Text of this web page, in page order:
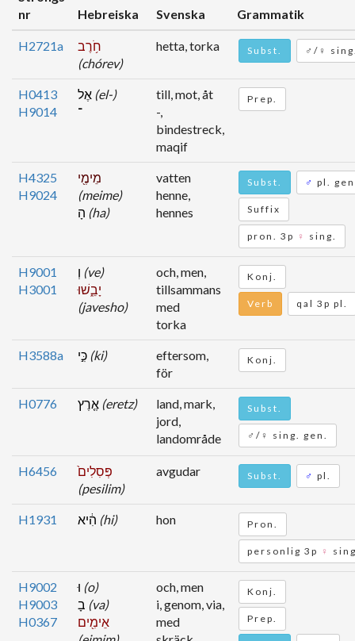
nr
Hebreiska Svenska Grammatik
H2721a
חֹ֥רֶב
(chórev)
hetta, torka Subst. ♂/♀
H0413
H9014
(el-)
־
till, mot, åt
-,
bindestreck,
maqif
Prep.
H4325
H9024
מֵימֶ֖י
(meime)
(ha)
vatten
henne,
hennes
Subst. ♂ pl.
Suffix
pron. 3p ♀ sing.
H9001
H3001
(ve)
יָבֵ֑שׁוּ
(javesho)
och, men,
tillsammans
med
torka
Konj.
Verb qal 3p pl.
H3588a (ki)
eftersom,
för
Konj.
H0776 (eretz)
land, mark,
jord,
landområde
Subst.
♂/♀ sing. gen.
H6456
פְּסִלִים֙
(pesilim)
avgudar Subst. ♂ pl.
H1931 (hi) hon Pron.
personlig 3p ♀
H9002
H9003
H0367
(o)
(va)
אֵימִ֖ים
och, men
i, genom, via,
med
Konj.
Prep.